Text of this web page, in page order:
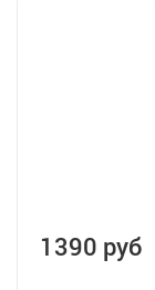
1390 руб